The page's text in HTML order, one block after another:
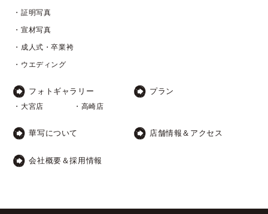
・証明写真
・宣材写真
・成人式・卒業袴
・ウエディング
フォトギャラリー
・大宮店 ・高崎店
プラン
華写について 店舗情報＆アクセス
会社概要＆採用情報